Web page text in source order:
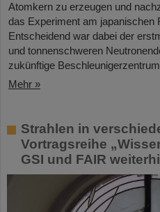
Atomkern zu erzeugen und
das Experiment am japanischen
Entscheidend war dabei der
und tonnenschweren
zukünftige
Mehr »
Strahlen in
Vortragsreihe
GSI und FAIR